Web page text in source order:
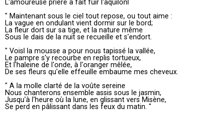
L'amoureuse prière a fait fuir l'aquilonl
" Maintenant sous le ciel tout repose, ou tout aime :
La vague en ondulant vient dormir sur le bord;
La fleur dort sur sa tige, et la nature même
Sous le dais de la nuit se recueille et s'endort.
" Voisl la mousse a pour nous tapissé la vallée,
Le pampre s'y recourbe en replis tortueux,
Et l'haleine de l'onde, à l'oranger mêlée,
De ses fleurs qu'elle effeuille embaume mes cheveux.
" A la molle clarté de la voûte sereine
Nous chanterons ensemble assis sous le jasmin,
Jusqu'à l'heure où la lune, en glissant vers Misène,
Se perd en pâlissant dans les feux du matin. "